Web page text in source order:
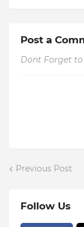
Post a
Dont Forget
Previous Post
Follow Us